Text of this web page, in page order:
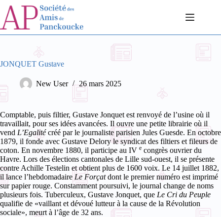
Passer
contenu
JONQUET Gustave
New User 26 mars 2025
Comptable, puis filtier, Gustave Jonquet est renvoyé de l’usine où il
travaillait, pour ses idées avancées. Il ouvre une petite librairie où il
vend L’Egalité créé par le journaliste parisien Jules Guesde. En octobre
1879, il fonde avec Gustave Delory le syndicat des filtiers et fileurs de
coton. En novembre 1880, il participe au IV e congrès ouvrier du
Havre. Lors des élections cantonales de Lille sud-ouest, il se présente
contre Achille Testelin et obtient plus de 1600 voix. Le 14 juillet 1882,
il lance l’hebdomadaire Le Forçat dont le premier numéro est imprimé
sur papier rouge. Constamment poursuivi, le journal change de noms
plusieurs fois. Tuberculeux, Gustave Jonquet, que Le Cri du Peuple
qualifie de «vaillant et dévoué lutteur à la cause de la Révolution
sociale», meurt à l’âge de 32 ans.